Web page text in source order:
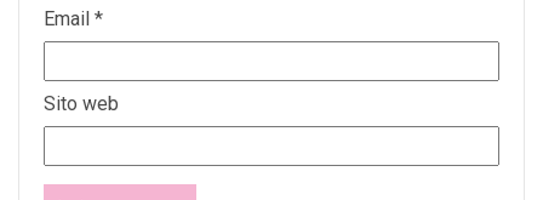
Email *
Sito web